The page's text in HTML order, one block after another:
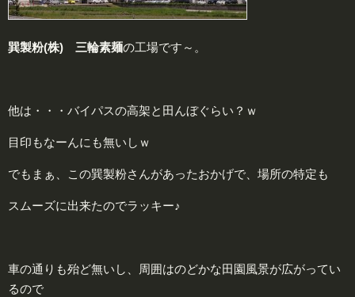
巽製粉(株) 三輪素麺の工場です～。
他は・・・バイパスの高架と田んぼぐらい？ｗ
目印もなーんにも無いしｗ
でもまぁ、この巽製粉さんがあったおかげで、場所の特定も
スムーズに出来たのでラッキー♪
車の通りも殆ど無いし、周囲はのどかな田園風景が広がってい
るので